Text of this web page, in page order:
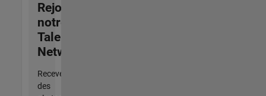
Rejoignez
notre
Talent
Network
Recevez
des